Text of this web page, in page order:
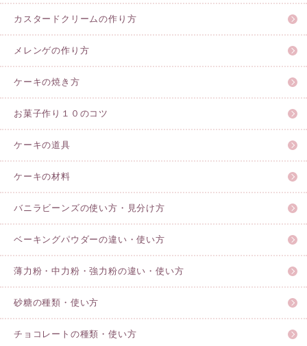
カスタードクリームの作り方
メレンゲの作り方
ケーキの焼き方
お菓子作り１０のコツ
ケーキの道具
ケーキの材料
バニラビーンズの使い方・見分け方
ベーキングパウダーの違い・使い方
薄力粉・中力粉・強力粉の違い・使い方
砂糖の種類・使い方
チョコレートの種類・使い方